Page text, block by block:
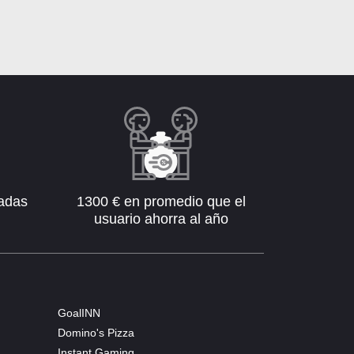
1300 € en promedio que el
usuario ahorra al año
GoalINN
Domino's Pizza